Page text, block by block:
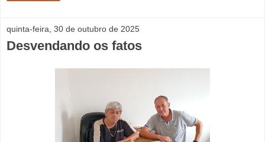
quinta-feira, 30 de outubro de 2025
Desvendando os fatos